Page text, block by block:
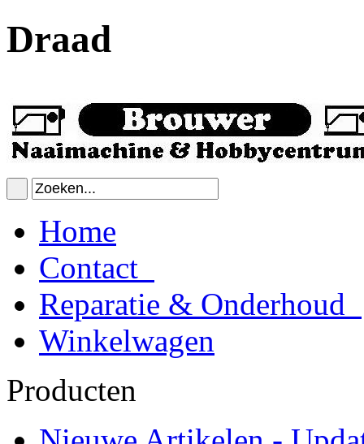
Draad
Home
Contact
Reparatie & Onderhoud
Winkelwagen
Producten